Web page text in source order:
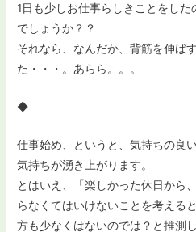
1日も少しお仕事らしきことをし
でしょうか？？
それなら、なんだか、背筋を伸ば
た・・・。あらら。。。
◆
仕事始め、というと、気持ちの良
気持ちが湧き上がります。
とはいえ、「楽しかった休日から
らなくてはいけないことを考える
方も少なくはないのでは？と推測し